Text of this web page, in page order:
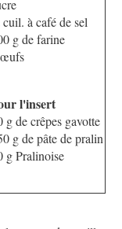
à café de sel
g de farine
l'insert
g de crêpes gavotte
g de pâte de pralin
g Pralinoise